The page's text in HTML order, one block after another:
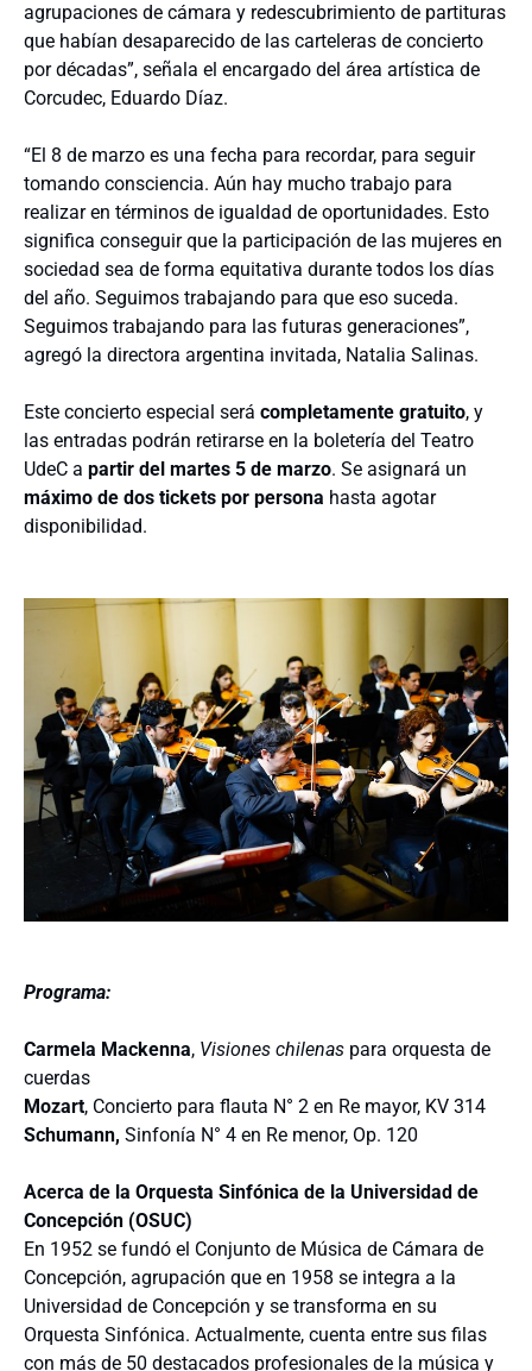
agrupaciones de cámara y redescubrimiento de partituras
que habían desaparecido de las carteleras de concierto
por décadas”, señala el encargado del área artística de
Corcudec, Eduardo Díaz.
“El 8 de marzo es una fecha para recordar, para seguir
tomando consciencia. Aún hay mucho trabajo para
realizar en términos de igualdad de oportunidades. Esto
significa conseguir que la participación de las mujeres en
sociedad sea de forma equitativa durante todos los días
del año. Seguimos trabajando para que eso suceda.
Seguimos trabajando para las futuras generaciones”,
agregó la directora argentina invitada, Natalia Salinas.
Este concierto especial será completamente gratuito, y
las entradas podrán retirarse en la boletería del Teatro
UdeC a partir del martes 5 de marzo. Se asignará un
máximo de dos tickets por persona hasta agotar
disponibilidad.
Programa:
Carmela Mackenna, Visiones chilenas para orquesta de
cuerdas
Mozart, Concierto para flauta N° 2 en Re mayor, KV 314
Schumann, Sinfonía N° 4 en Re menor, Op. 120
Acerca de la Orquesta Sinfónica de la Universidad de
Concepción (OSUC)
En 1952 se fundó el Conjunto de Música de Cámara de
Concepción, agrupación que en 1958 se integra a la
Universidad de Concepción y se transforma en su
Orquesta Sinfónica. Actualmente, cuenta entre sus filas
con más de 50 destacados profesionales de la música y